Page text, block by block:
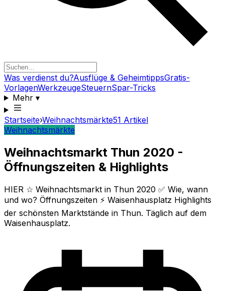
Was verdienst du?Ausflüge & GeheimtippsGratis-
VorlagenWerkzeugeSteuernSpar-Tricks
Mehr▾
Startseite›Weihnachtsmärkte51 Artikel
Weihnachtsmärkte
Weihnachtsmarkt Thun 2020 -
Öffnungszeiten & Highlights
HIER ☆ Weihnachtsmarkt in Thun 2020 ✅ Wie, wann
und wo? Öffnungszeiten ⚡ Waisenhausplatz Highlights
der schönsten Marktstände in Thun. Täglich auf dem
Waisenhausplatz.